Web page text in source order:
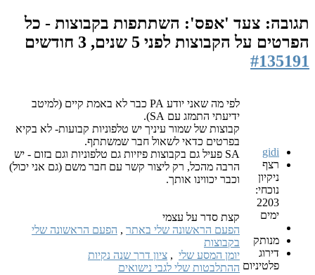
תגובה: צעד 'אפס': השתתפות בקבוצות - כל
הפרטים על הקבוצות לפני 5 שנים, 3 חודשים
#135191
gidi
רצף
ניקיון
נוכחי:
2203
ימים
מנותק
דירוג
פלטיניום
לפי מה שאני יודע PA כבר לא באמת קיים (למיטב
ידיעתי התמזג עם SA).
קבוצות של שמור עיניך יש טלפוניות קבועות- לא בקיא
בפרטים כדאי לשאול חבר שמשתתף.
SA פעיל גם בקבוצות פיזיות גם טלפוניות וגם בזום - יש
הרבה מהכל, רק ליצור קשר עם חבר משם (גם אני יכול)
וכבר יכווינו אותך.
קצת סדר על עצמי
הפעם הראשונה שלי באתר , הפעם הראשונה שלי
בקבוצות
יומן המסע שלי , ציון דרך שנה נקיות
ההתלבטות שלי לגבי נישואים